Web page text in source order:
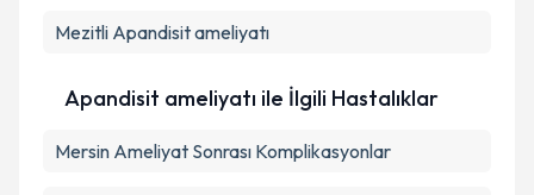
Mezitli Apandisit ameliyatı
Apandisit ameliyatı ile İlgili Hastalıklar
Mersin Ameliyat Sonrası Komplikasyonlar